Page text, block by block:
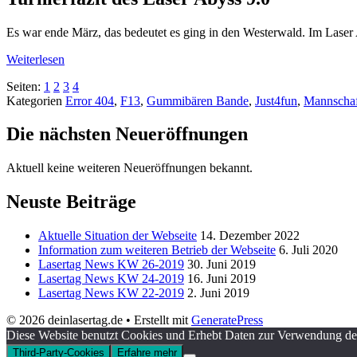
Es war ende März, das bedeutet es ging in den Westerwald. Im
Weiterlesen
Seiten: 1 2 3 4
Kategorien Error 404, F13, Gummibären Bande, Just4fun,
Die nächsten Neueröffnungen
Aktuell keine weiteren Neueröffnungen bekannt.
Neuste Beiträge
Aktuelle Situation der Webseite 14. Dezember 2022
Information zum weiteren Betrieb der Webseite 6. Juli 2020
Lasertag News KW 26-2019 30. Juni 2019
Lasertag News KW 24-2019 16. Juni 2019
Lasertag News KW 22-2019 2. Juni 2019
© 2026 deinlasertag.de • Erstellt mit GeneratePress
Diese Website benutzt Cookies und Erhebt Daten zur Verwendung
Third-Party-Cookies Erfahre mehr